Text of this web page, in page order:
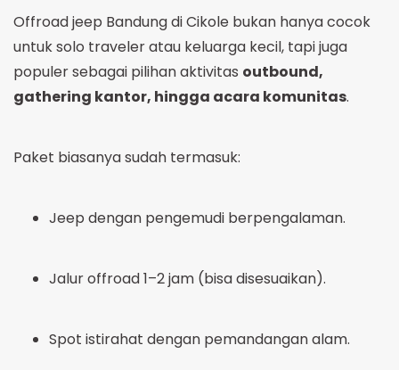
Offroad jeep Bandung di Cikole bukan hanya cocok
untuk solo traveler atau keluarga kecil, tapi juga
populer sebagai pilihan aktivitas outbound,
gathering kantor, hingga acara komunitas.
Paket biasanya sudah termasuk:
Jeep dengan pengemudi berpengalaman.
Jalur offroad 1–2 jam (bisa disesuaikan).
Spot istirahat dengan pemandangan alam.